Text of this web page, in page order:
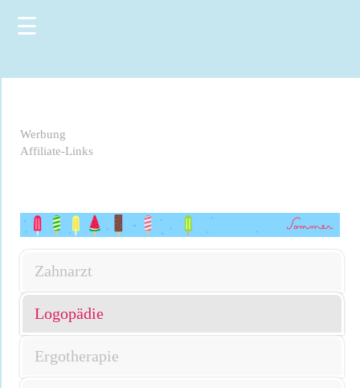
☰
Werbung
Affiliate-Links
Zahnarzt
Logopädie
Ergotherapie